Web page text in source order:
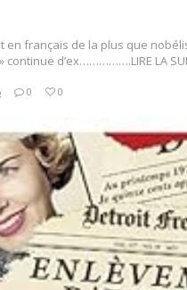
en français de la plus que
continue d’ex…………….LIRE LA
0 0